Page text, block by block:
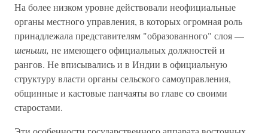
На более низком уровне действовали неофициальные
органы местного управления, в которых огромная роль
принадлежала представителям "образованного" слоя —
шеньши, не имеющего официальных должностей и
рангов. Не вписывались и в Индии в официальную
структуру власти органы сельского самоуправления,
общинные и кастовые панчаяты во главе со своими
старостами.